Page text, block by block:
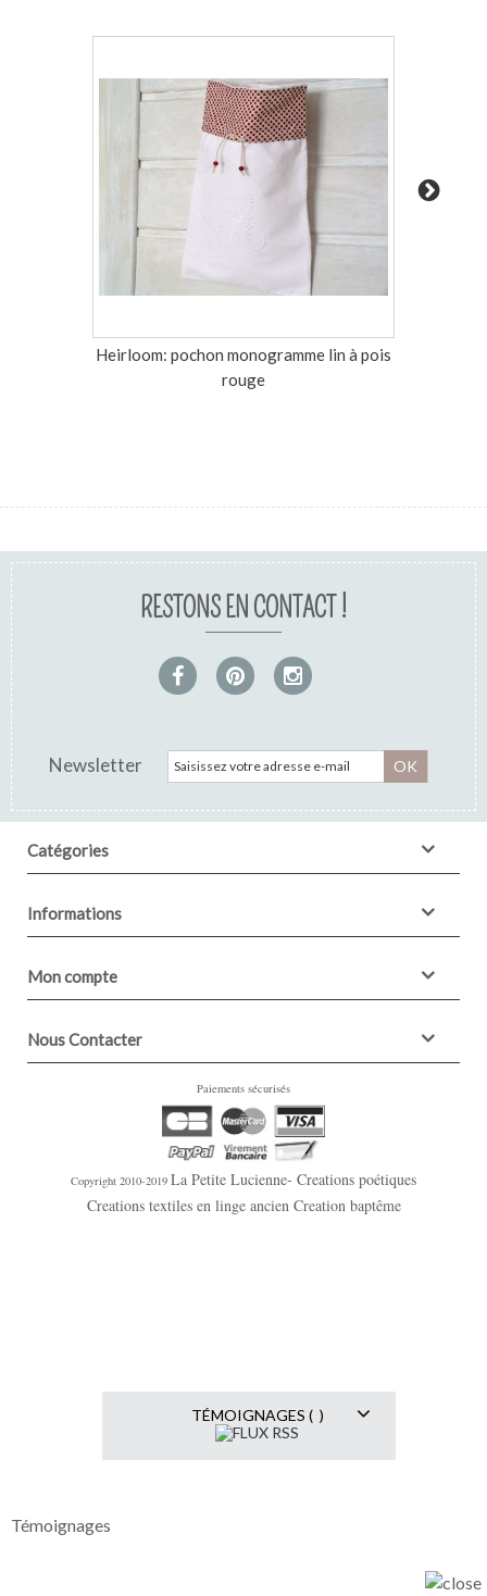
Heirloom: pochon monogramme lin à pois
rouge
RESTONS EN CONTACT !
Newsletter OK
Catégories
Informations
Mon compte
Nous Contacter
Paiements sécurisés
Copyright 2010-2019 La Petite Lucienne- Creations poétiques
Creations textiles en linge ancien Creation baptême
TÉMOIGNAGES ( )
Témoignages